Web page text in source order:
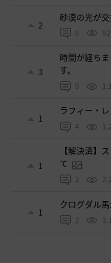
2
砂漠の光が
0
3
時間が経ち
す。
0
1
ラフィー・
4
1
【解決済】
て
2
1
クログダル
2